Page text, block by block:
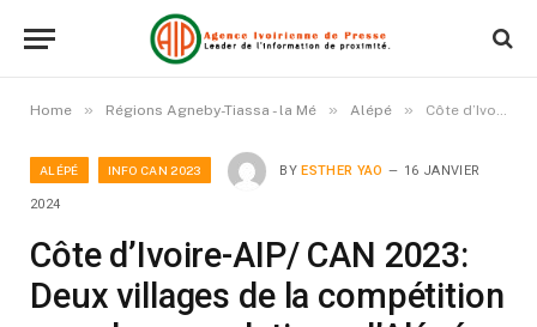
Home » Régions Agneby-Tiassa - la Mé » Alépé » Côte d’Ivoire-AIP/ CAN 2023: Deux villages de la compétition pour les populations d’Alépé
ALÉPÉ INFO CAN 2023 BY ESTHER YAO 16 JANVIER
2024
Côte d’Ivoire-AIP/ CAN 2023:
Deux villages de la compétition